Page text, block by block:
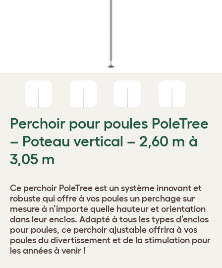
Perchoir pour poules PoleTree
– Poteau vertical – 2,60 m à
3,05 m
Ce perchoir PoleTree est un système innovant et
robuste qui offre à vos poules un perchage sur
mesure à n’importe quelle hauteur et orientation
dans leur enclos. Adapté à tous les types d’enclos
pour poules, ce perchoir ajustable offrira à vos
poules du divertissement et de la stimulation pour
les années à venir !